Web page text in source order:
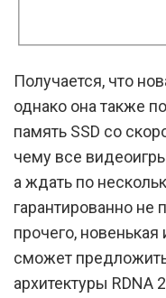
Получается, что
однако она также
память SSD со
чему все
а ждать по
гарантированно не
прочего,
сможет
архитектуры